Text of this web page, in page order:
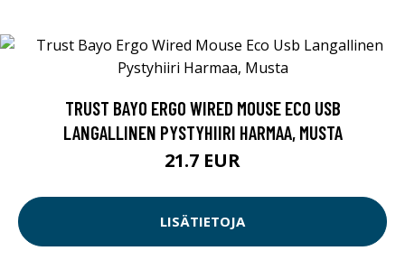
TRUST BAYO ERGO WIRED MOUSE ECO USB
LANGALLINEN PYSTYHIIRI HARMAA, MUSTA
21.7 EUR
LISÄTIETOJA